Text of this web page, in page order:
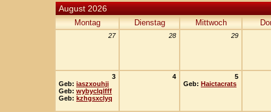
August 2026
Montag Dienstag Mittwoch
27 28 29
3
Geb: iaszxouhji
Geb: wybyclqlfff
Geb: kzhgsxclyq
4
5
Geb: Haictacrats